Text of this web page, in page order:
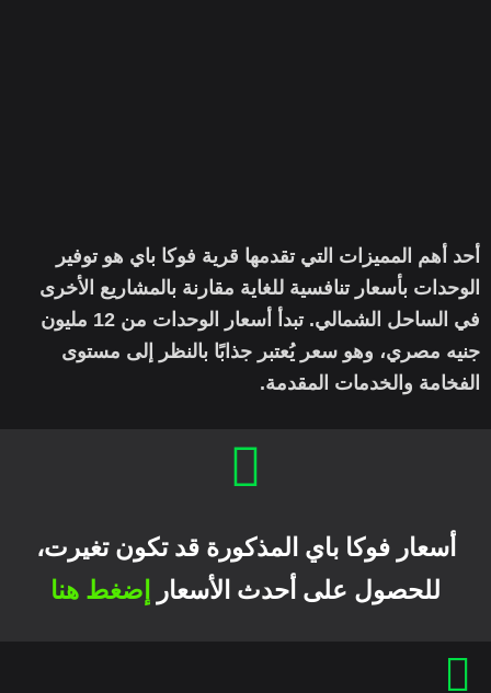
أحد أهم المميزات التي تقدمها قرية فوكا باي هو توفير
الوحدات بأسعار تنافسية للغاية مقارنة بالمشاريع الأخرى
في الساحل الشمالي. تبدأ أسعار الوحدات من 12 مليون
جنيه مصري، وهو سعر يُعتبر جذابًا بالنظر إلى مستوى
الفخامة والخدمات المقدمة.
أسعار فوكا باي المذكورة قد تكون تغيرت،
للحصول على أحدث الأسعار
إضغط هنا